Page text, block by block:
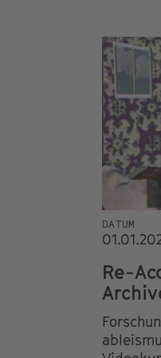
DATUM
Re-